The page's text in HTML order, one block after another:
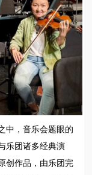
中，音乐会题眼的
乐团诸多经典演
创作品，由乐团完